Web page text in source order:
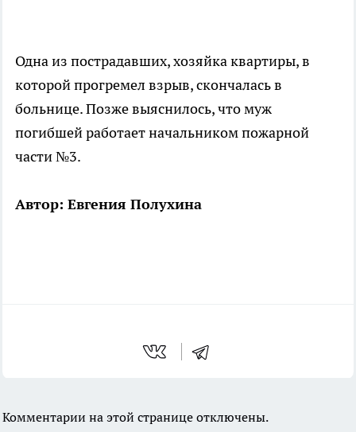
Одна из пострадавших, хозяйка квартиры, в
которой прогремел взрыв, скончалась в
больнице. Позже выяснилось, что муж
погибшей работает начальником пожарной
части №3.
Автор: Евгения Полухина
Комментарии на этой странице отключены.